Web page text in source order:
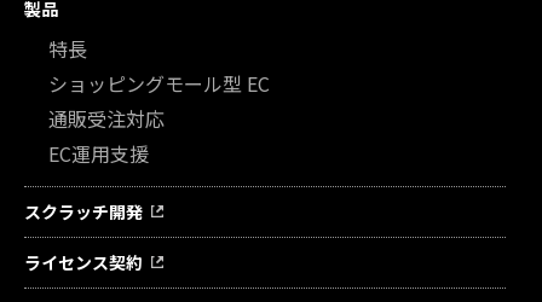
製品
特長
ショッピングモール型 EC
通販受注対応
EC運用支援
スクラッチ開発
ライセンス契約